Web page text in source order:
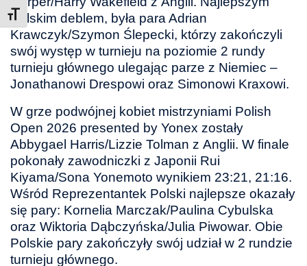
Toggle Font size
Polskim deblem, była para Adrian
Krawczyk/Szymon Ślepecki, którzy zakończyli
swój występ w turnieju na poziomie 2 rundy
turnieju głównego ulegając parze z Niemiec –
Jonathanowi Drespowi oraz Simonowi Kraxowi.
W grze podwójnej kobiet mistrzyniami Polish
Open 2026 presented by Yonex zostały
Abbygael Harris/Lizzie Tolman z Anglii. W finale
pokonały zawodniczki z Japonii Rui
Kiyama/Sona Yonemoto wynikiem 23:21, 21:16.
Wśród Reprezentantek Polski najlepsze okazały
się pary: Kornelia Marczak/Paulina Cybulska
oraz Wiktoria Dąbczyńska/Julia Piwowar. Obie
Polskie pary zakończyły swój udział w 2 rundzie
turnieju głównego.